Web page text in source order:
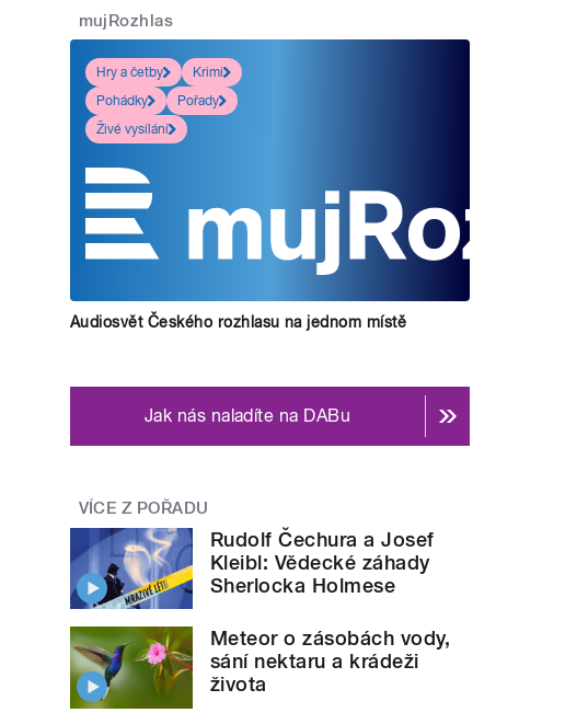
mujRozhlas
Hry a četby
Krimi
Pohádky
Pořady
Živé vysílání
Audiosvět Českého rozhlasu na jednom místě
Jak nás naladíte na DABu
VÍCE Z POŘADU
Rudolf Čechura a Josef
Kleibl: Vědecké záhady
Sherlocka Holmese
Meteor o zásobách vody,
sání nektaru a krádeži
života